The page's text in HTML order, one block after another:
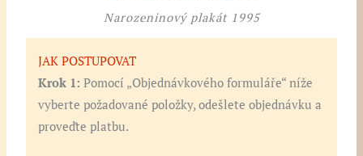
Narozeninový plakát 1995
JAK POSTUPOVAT
Krok 1: Pomocí „Objednávkového formuláře“ níže
vyberte požadované položky, odešlete objednávku a
proveďte platbu.